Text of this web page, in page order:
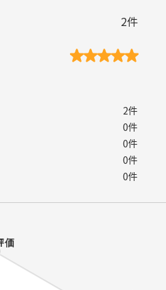
2件
2件
0件
0件
0件
0件